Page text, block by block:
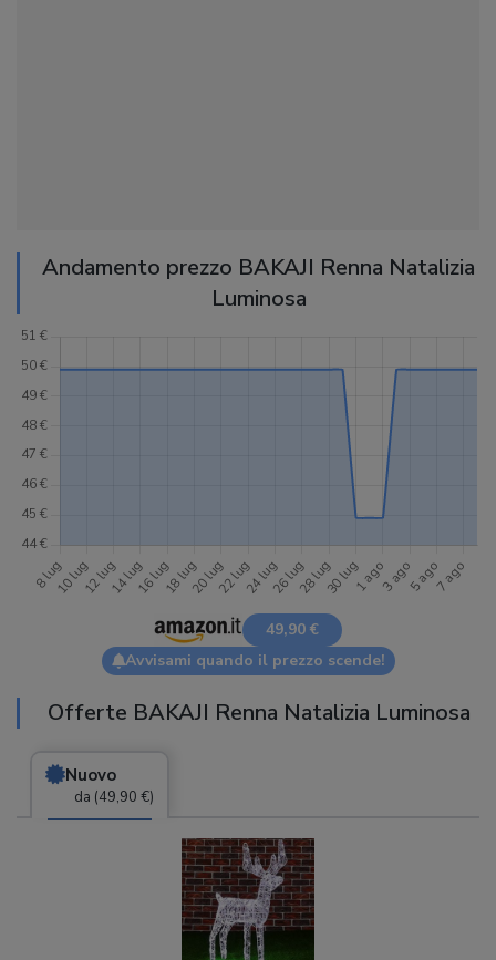
Andamento prezzo BAKAJI Renna Natalizia
Luminosa
49,90 €
Avvisami quando il prezzo scende!
Offerte BAKAJI Renna Natalizia Luminosa
Nuovo
da (49,90 €)